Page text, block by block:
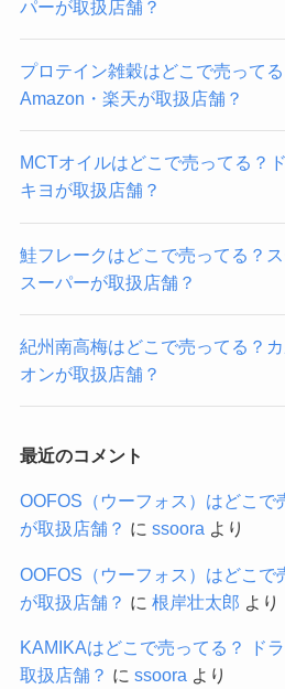
パーが取扱店舗？
プロテイン雑穀はどこで売って
Amazon・楽天が取扱店舗？
MCTオイルはどこで売ってる？
キヨが取扱店舗？
鮭フレークはどこで売ってる？
スーパーが取扱店舗？
紀州南高梅はどこで売ってる？
オンが取扱店舗？
最近のコメント
OOFOS（ウーフォス）はどこで
が取扱店舗？ に ssoora より
OOFOS（ウーフォス）はどこで
が取扱店舗？ に 根岸壮太郎 より
KAMIKAはどこで売ってる？ ド
取扱店舗？ に ssoora より